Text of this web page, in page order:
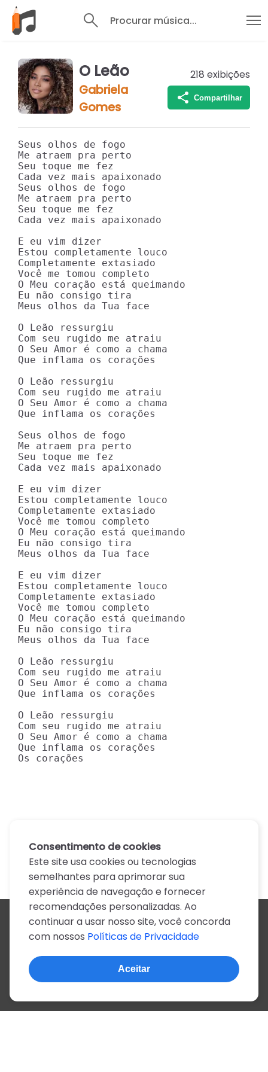
Procurar música...
O Leão
Gabriela
Gomes
218 exibições
Compartilhar
Seus olhos de fogo
Me atraem pra perto
Seu toque me fez
Cada vez mais apaixonado
Seus olhos de fogo
Me atraem pra perto
Seu toque me fez
Cada vez mais apaixonado
E eu vim dizer
Estou completamente louco
Completamente extasiado
Você me tomou completo
O Meu coração está queimando
Eu não consigo tira
Meus olhos da Tua face
O Leão ressurgiu
Com seu rugido me atraiu
O Seu Amor é como a chama
Que inflama os corações
O Leão ressurgiu
Com seu rugido me atraiu
O Seu Amor é como a chama
Que inflama os corações
Seus olhos de fogo
Me atraem pra perto
Seu toque me fez
Cada vez mais apaixonado
E eu vim dizer
Estou completamente louco
Completamente extasiado
Você me tomou completo
O Meu coração está queimando
Eu não consigo tira
Meus olhos da Tua face
E eu vim dizer
Estou completamente louco
Completamente extasiado
Você me tomou completo
O Meu coração está queimando
Eu não consigo tira
Meus olhos da Tua face
O Leão ressurgiu
Com seu rugido me atraiu
O Seu Amor é como a chama
Que inflama os corações
O Leão ressurgiu
Com seu rugido me atraiu
O Seu Amor é como a chama
Que inflama os corações
Os corações
Todos os artistas
A
B C D E F G H I J
N
O P Q R S T U V W X
Z
0-9
© 2022, mais de 2 milhões de cifras e letras
Consentimento de cookies
Este site usa cookies ou tecnologias
semelhantes para aprimorar sua
experiência de navegação e fornecer
recomendações personalizadas. Ao
continuar a usar nosso site, você concorda
com nossos Políticas de Privacidade
Aceitar